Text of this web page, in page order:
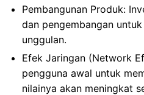
Pembangunan Produk:
dan pengembangan
unggulan.
Efek Jaringan (Network
pengguna awal untuk
nilainya akan meningkat